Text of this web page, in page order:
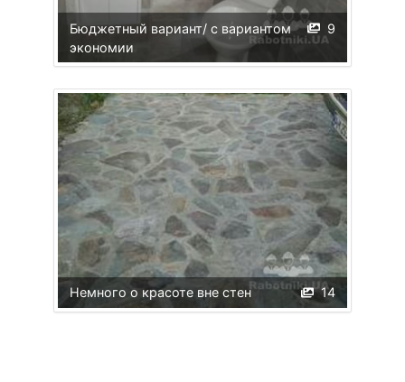
9
Бюджетный вариант/ с вариантом
экономии
14
Немного о красоте вне стен